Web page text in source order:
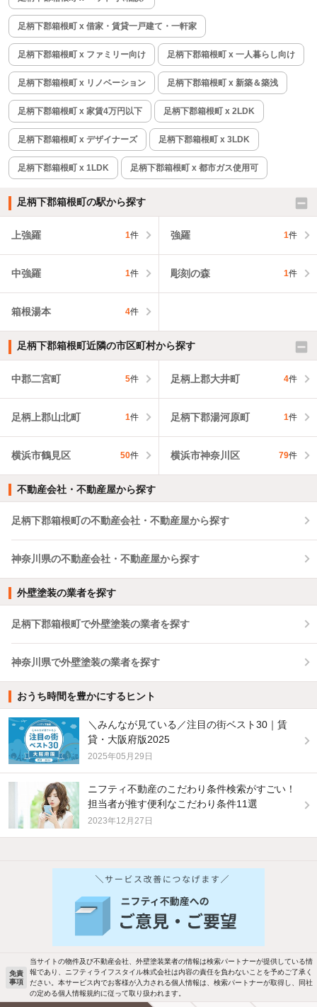
足柄下郡箱根町 x 借家・賃貸一戸建て・一軒家
足柄下郡箱根町 x ファミリー向け 足柄下郡箱根町 x 一人暮らし向け
足柄下郡箱根町 x リノベーション 足柄下郡箱根町 x 新築＆築浅
足柄下郡箱根町 x 家賃4万円以下 足柄下郡箱根町 x 2LDK
足柄下郡箱根町 x デザイナーズ 足柄下郡箱根町 x 3LDK
足柄下郡箱根町 x 1LDK 足柄下郡箱根町 x 都市ガス使用可
足柄下郡箱根町の駅から探す
上強羅 1件 強羅 1件
中強羅 1件 彫刻の森 1件
箱根湯本 4件
足柄下郡箱根町近隣の市区町村から探す
中郡二宮町 5件 足柄上郡大井町 4件
足柄上郡山北町 1件 足柄下郡湯河原町 1件
横浜市鶴見区 50件 横浜市神奈川区 79件
不動産会社・不動産屋から探す
足柄下郡箱根町の不動産会社・不動産屋から探す
神奈川県の不動産会社・不動産屋から探す
外壁塗装の業者を探す
足柄下郡箱根町で外壁塗装の業者を探す
神奈川県で外壁塗装の業者を探す
おうち時間を豊かにするヒント
＼みんなが見ている／注目の街ベスト30｜賃
貸・大阪府版2025
2025年05月29日
ニフティ不動産のこだわり条件検索がすごい！
担当者が推す便利なこだわり条件11選
2023年12月27日
他の人はこんな条件で絞り込んでいます！
バス・トイレ別 2階以上
洗濯機置場あり 独立洗面台
免責
事項
当サイトの物件及び不動産会社、外壁塗装業者の情報は検索パートナーが提供している情
報であり、ニフティライフスタイル株式会社は内容の責任を負わないことを予めご了承く
ださい。本サービス内でお客様が入力される個人情報は、検索パートナーが取得し、同社
の定める個人情報規約に従って取り扱われます。